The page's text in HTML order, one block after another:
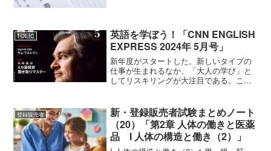
秘密証書遺言特徴遺...
TOEIC
英語を学ぼう！「CNN ENGLISH
EXPRESS 2024年 5月号」
新年度がスタートした。新しいタイプの
仕事が生まれるなか、「大人の学び」と
してリスキリングが大注目である。これ
い。大切なことは、毎日続けることであ
る。そのためには、最良の...
登録販売者
新・登録販売者試験まとめノート
（20）「第2章 人体の働きと医薬
品 I 人体の構造と働き（2）」